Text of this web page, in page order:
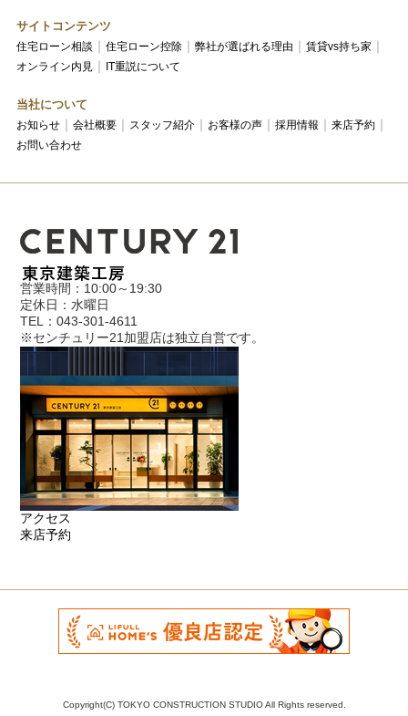
サイトコンテンツ
住宅ローン相談 住宅ローン控除 弊社が選ばれる理由
賃貸vs持ち家
オンライン内見
IT重説について
当社について
お知らせ 会社概要 スタッフ紹介 お客様の声 採用情報
来店予約
お問い合わせ
営業時間：10:00～19:30
定休日：水曜日
TEL：043-301-4611
※センチュリー21加盟店は独立自営です。
アクセス
来店予約
Copyright(C) TOKYO CONSTRUCTION STUDIO All Rights reserved.